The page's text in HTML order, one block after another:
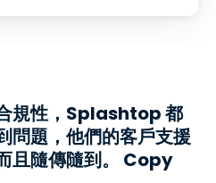
規性，Splashtop 都
問題，他們的客戶支援
且隨傳隨到。 Copy